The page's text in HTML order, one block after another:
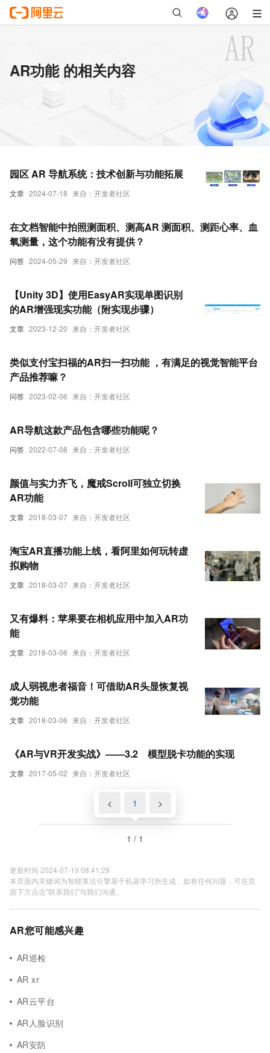
AR功能 的相关内容
文章 2024-07-18 来自：开发者社区
园区 AR 导航系统：技术创新与功能拓展
问答 2024-05-29 来自：开发者社区
在文档智能中拍照测面积、测高AR 测面积、测距心率、血
氧测量，这个功能有没有提供？
文章 2023-12-20 来自：开发者社区
【Unity 3D】使用EasyAR实现单图识别
的AR增强现实功能（附实现步骤）
问答 2023-02-06 来自：开发者社区
类似支付宝扫福的AR扫一扫功能 ，有满足的视觉智能平台
产品推荐嘛？
问答 2022-07-08 来自：开发者社区
AR导航这款产品包含哪些功能呢？
文章 2018-03-07 来自：开发者社区
颜值与实力齐飞，魔戒Scroll可独立切换
AR功能
文章 2018-03-07 来自：开发者社区
淘宝AR直播功能上线，看阿里如何玩转虚
拟购物
文章 2018-03-06 来自：开发者社区
又有爆料：苹果要在相机应用中加入AR功
能
文章 2018-03-06 来自：开发者社区
成人弱视患者福音！可借助AR头显恢复视
觉功能
文章 2017-05-02 来自：开发者社区
《AR与VR开发实战》——3.2 模型脱卡功能的实现
< 1 >
1 / 1
更新时间 2024-07-19 08:41:29
本页面内关键词为智能算法引擎基于机器学习所生成，如有任何问题，可在页
面下方点击"联系我们"与我们沟通。
AR您可能感兴趣
AR巡检
AR xr
AR云平台
AR人脸识别
AR安防